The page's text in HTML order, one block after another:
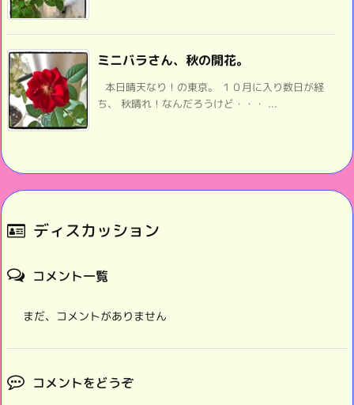
ミニバラさん、秋の開花。
本日晴天なり！の東京。 １０月に入り数日が経
ち、 秋晴れ！なんだろうけど・・・ ...
ディスカッション
コメント一覧
まだ、コメントがありません
コメントをどうぞ